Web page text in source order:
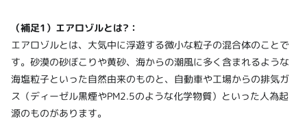
（補足1）エアロゾルとは?：
エアロゾルとは、大気中に浮遊する微小な粒子の混合体のことで
す。砂漠の砂ぼこりや黄砂、海からの潮風に多く含まれるような
海塩粒子といった自然由来のものと、自動車や工場からの排気ガ
ス（ディーゼル黒煙やPM2.5のような化学物質）といった人為起
源のものがあります。